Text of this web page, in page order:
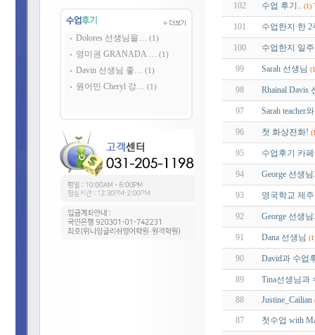
Dolores 선생님을… (1)
영미권 GRANADA … (1)
Davin 선생님 좋… (1)
원어민 Cheryl 강… (1)
102 수업 후기.. (1)
101 수업한지 한
100 수업한지 일
99 Sarah 선생님
98 Rhainal Davis
97 Sarah teacher
96 첫 화상전화!
95 수업후기 카
94 George 선생
93 영국학교 제
92 George 선생
91 Dana 선생님
90 David과 수업
89 Tina선생님과
88 Justine_Cailian
87 첫수업 with